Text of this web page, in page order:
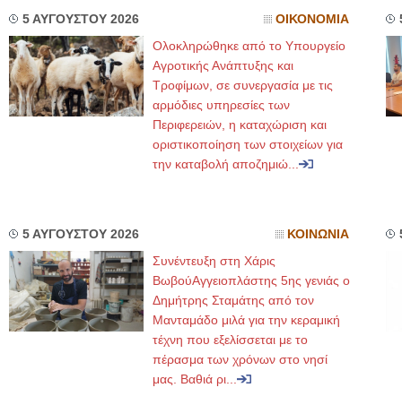
5 ΑΥΓΟΥΣΤΟΥ 2026 ΟΙΚΟΝΟΜΙΑ
Ολοκληρώθηκε από το Υπουργείο
Αγροτικής Ανάπτυξης και
Τροφίμων, σε συνεργασία με τις
αρμόδιες υπηρεσίες των
Περιφερειών, η καταχώριση και
οριστικοποίηση των στοιχείων για
την καταβολή αποζημιώ...
5 ΑΥΓΟΥΣΤΟΥ 2026 ΚΟΙΝΩΝΙΑ
Συνέντευξη στη Χάρις
ΒωβούΑγγειοπλάστης 5ης γενιάς ο
Δημήτρης Σταμάτης από τον
Μανταμάδο μιλά για την κεραμική
τέχνη που εξελίσσεται με το
πέρασμα των χρόνων στο νησί
μας. Βαθιά ρι...